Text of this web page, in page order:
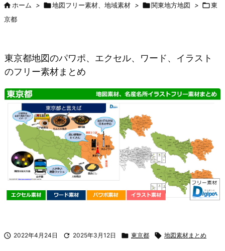

ホーム > 地図フリー素材、地域素材 > 関東地方地図 > 東
京都
東京都地図のパワポ、エクセル、ワード、イラスト
のフリー素材まとめ
 2022年4月24日  2025年3月12日  東京都  地図素材まとめ